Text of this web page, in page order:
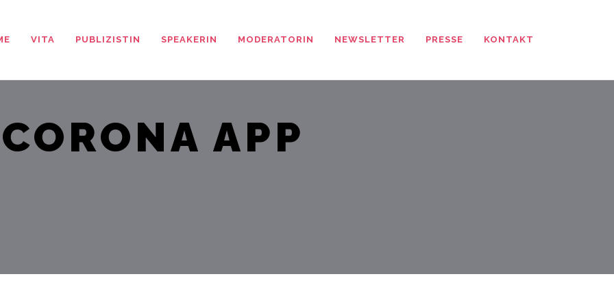
VITA PUBLIZISTIN SPEAKERIN MODERATORIN NEWSLETTER PRESSE KONTAKT
CORONA APP